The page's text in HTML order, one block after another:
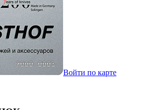
Войти по карте